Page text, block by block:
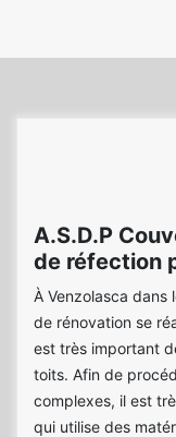
A.S.D.P
de réfection
À Venzolasca
de rénovation se
est très important
toits. Afin de
complexes, il est
qui utilise des